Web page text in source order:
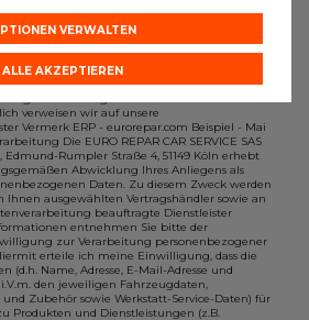
verweisen wir auf unsere
Vermerk ERP - eurorepar.com Beispiel - Mai
Die EURO REPAR CAR SERVICE SAS
Edmund-Rumpler Straße 4, 51149 Köln erhebt
Abwicklung Ihres Anliegens als
Daten. Zu diesem Zweck werden
Ihnen ausgewählten Vertragshändler sowie an
beauftragte Dienstleister
entnehmen Sie bitte der
zur Verarbeitung personenbezogener
erteile ich meine Einwilligung, dass die
(d.h. Name, Adresse, E-Mail-Adresse und
den jeweiligen Fahrzeugdaten,
Zubehör sowie Werkstatt-Service-Daten) für
Produkten und Dienstleistungen (z.B.
OPTIONEN VERWALTEN
ALLE AKZEPTIEREN